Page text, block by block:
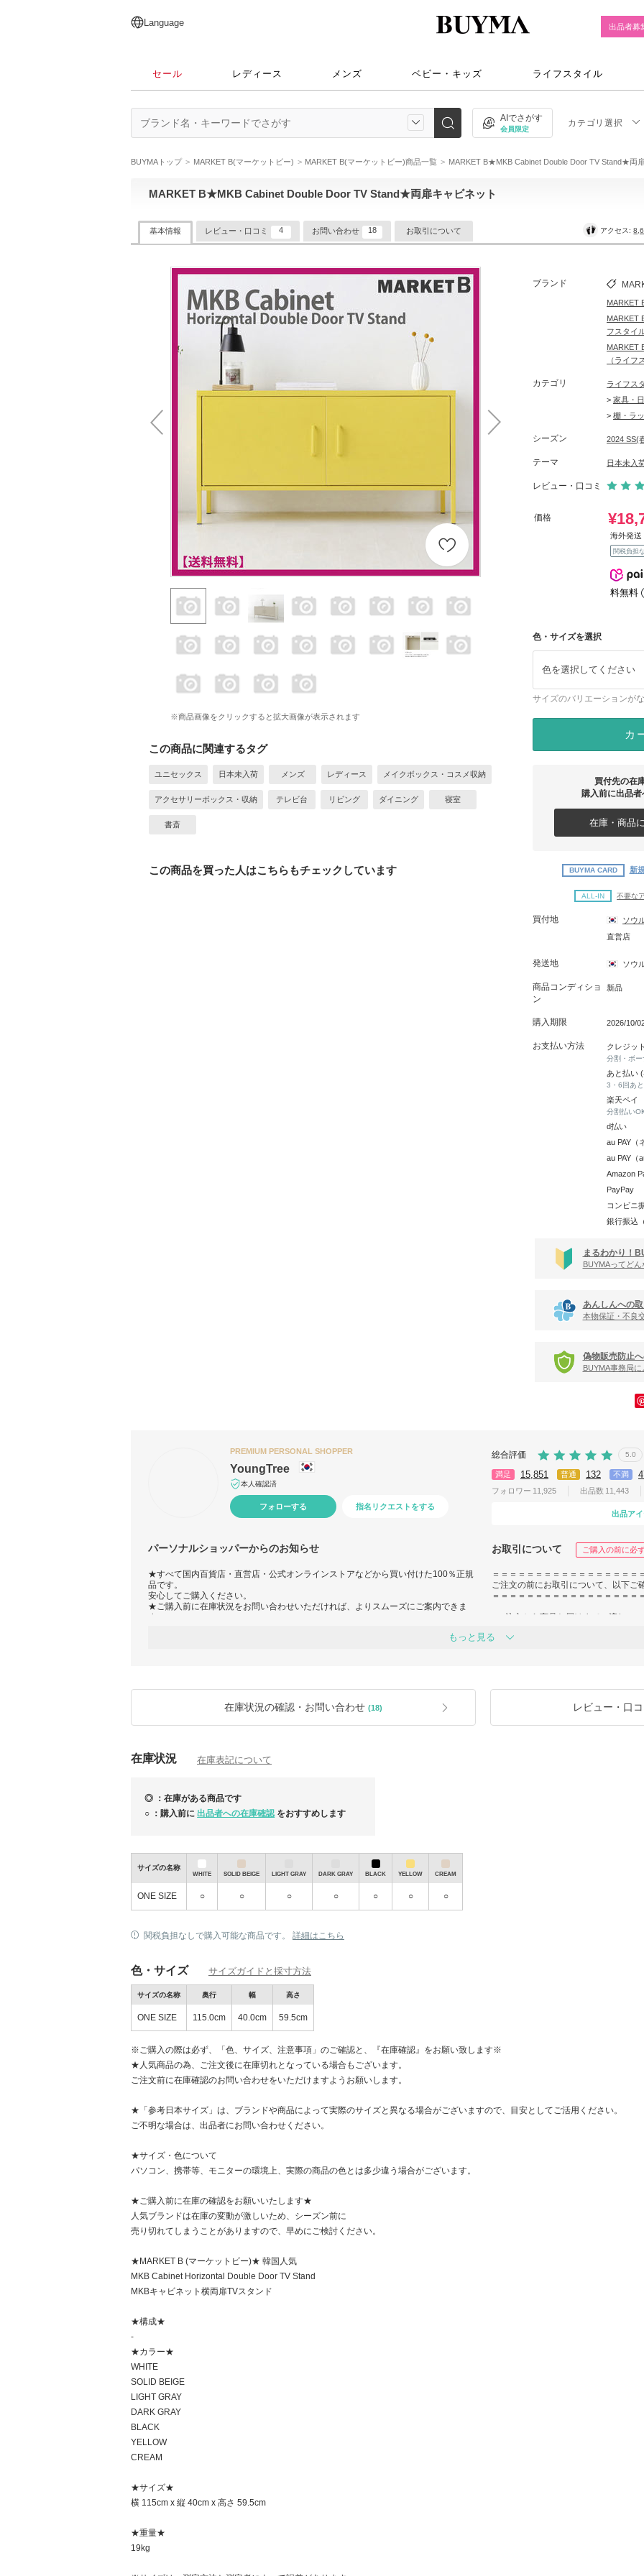
日本語
English
简体中文
繁體中文
Language 出品者募
セール レディース メンズ ベビー・キッズ ライフスタイル
AIでさがす
会員限定
カテゴリ選択
BUYMAトップ MARKET B(マーケットビー) MARKET B(マーケットビー)商品一覧 MARKET B★MKB Cabinet Double Door TV Stand★両
MARKET B★MKB Cabinet Double Door TV Stand★両扉キャビネット
基本情報 レビュー・口コミ 4 お問い合わせ 18 お取引について アクセス:
※商品画像をクリックすると拡大画像が表示されます
この商品に関連するタグ
ユニセックス 日本未入荷 メンズ レディース メイクボックス・コスメ収納
アクセサリーボックス・収納 テレビ台 リビング ダイニング 寝室
書斎
この商品を買った人はこちらもチェックしています
ブランド
MARKET
MARKET
フスタイル
MARKET
（ライフ
カテゴリ
ライフス
> 家具・
> 棚・ラ
シーズン 2024 SS(
テーマ 日本未入
レビュー・口コミ
価格
海外発送
関税負担な
料無料
色・サイズを選択
色を選択してください
サイズのバリエーションが
カ
買付先の在
購入前に出品者
在庫・商品
BUYMA CARD 新
ALL-IN 不要な
買付地
ソウ
直営店
発送地 ソウ
商品コンディショ
ン
新品
購入期限 2026/10/
お支払い方法 クレジッ
分割・ボー
あと払い
3・6回あ
楽天ペイ
分割払い
d払い
au PAY（
au PAY（
Amazon
PayPay
コンビニ
銀行振込
まるわかり！
BUYMAってど
あんしんへの
本物保証・不良
偽物販売防止
BUYMA事務局
PREMIUM PERSONAL SHOPPER
YoungTree
本人確認済
フォローする 指名リクエストをする
総合評価 5.0
満足 15,851 普通 132 不満
フォロワー 11,925 出品数 11,443
出品ア
パーソナルショッパーからのお知らせ お取引について ご購入の前に必
★すべて国内百貨店・直営店・公式オンラインストアなどから買い付けた100％正規
品です。
安心してご購入ください。
★ご購入前に在庫状況をお問い合わせいただければ、よりスムーズにご案内できま
す。
「紛失補償制度」・「品質補償（初期不良補償）制度」・「返品補償制度」
の3つの補償制度が用意されています。
いたします。
＝＝＝＝＝＝＝＝＝＝＝＝＝＝＝＝＝
ご注文の前にお取引について、以下ご
＝＝＝＝＝＝＝＝＝＝＝＝＝＝＝＝＝
■ご注文から商品お届けまでの流れ
ご注文から商品お届けまでは通常7～
お取り寄せに3～7日ほどかかります。
↓
もっと見る
在庫状況の確認・お問い合わせ (18) レビュー・口コ
在庫状況 在庫表記について
◎ ：在庫がある商品です
○ ：購入前に 出品者への在庫確認 をおすすめします
サイズの名称
WHITE SOLID BEIGE LIGHT GRAY DARK GRAY BLACK YELLOW CREAM
ONE SIZE ○ ○ ○ ○ ○ ○ ○
関税負担なしで購入可能な商品です。 詳細はこちら
色・サイズ サイズガイドと採寸方法
サイズの名称 奥行 幅 高さ
ONE SIZE 115.0cm 40.0cm 59.5cm
※ご購入の際は必ず、「色、サイズ、注意事項」のご確認と、『在庫確認』をお願い致します※
★人気商品の為、ご注文後に在庫切れとなっている場合もございます。
ご注文前に在庫確認のお問い合わせをいただけますようお願いします。
★「参考日本サイズ」は、ブランドや商品によって実際のサイズと異なる場合がございますので、目安としてご活用ください。
ご不明な場合は、出品者にお問い合わせください。
★サイズ・色について
パソコン、携帯等、モニターの環境上、実際の商品の色とは多少違う場合がございます。
★ご購入前に在庫の確認をお願いいたします★
人気ブランドは在庫の変動が激しいため、シーズン前に
売り切れてしまうことがありますので、早めにご検討ください。
★MARKET B (マーケットビー)★ 韓国人気
MKB Cabinet Horizontal Double Door TV Stand
MKBキャビネット横両扉TVスタンド
★構成★
-
★カラー★
WHITE
SOLID BEIGE
LIGHT GRAY
DARK GRAY
BLACK
YELLOW
CREAM
★サイズ★
横 115cm x 縦 40cm x 高さ 59.5cm
★重量★
19kg